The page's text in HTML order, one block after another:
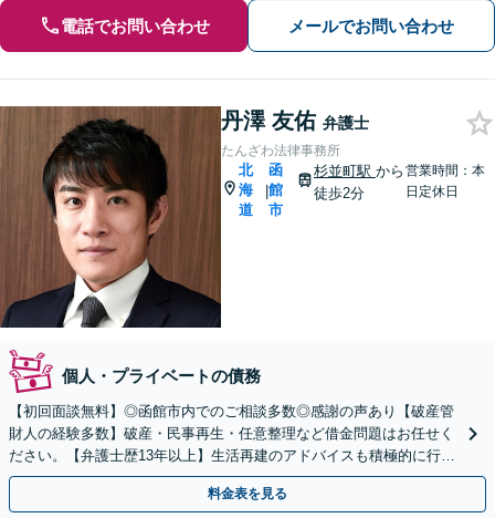
電話でお問い合わせ メールでお問い合わせ
丹澤 友佑 弁護士
たんざわ法律事務所
北
海
道
|
函
館
市
杉並町駅 から
徒歩2分
営業時間：本
日定休日
個人・プライベートの債務
【初回面談無料】◎函館市内でのご相談多数◎感謝の声あり【破産管
財人の経験多数】破産・民事再生・任意整理など借金問題はお任せく
ださい。【弁護士歴13年以上】生活再建のアドバイスも積極的に行っ
ております。【夜間・休日対応可能】
料金表を見る